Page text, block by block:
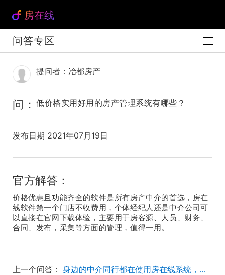
房在线
问答专区
提问者：冶都房产
问： 低价格实用好用的房产管理系统有哪些？
发布日期 2021年07月19日
官方解答：
价格优惠且功能齐全的软件是所有房产中介的首选，房在
线软件第一个门店不收费用，个体经纪人还是中介公司可
以直接在官网下载体验，主要用于房客源、人员、财务、
合同、发布，采集等方面的管理，值得一用。
上一个问答：
身边的中介同行都在使用房在线系统，跟梵讯比怎么样呢？